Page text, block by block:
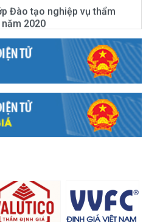
2020
11/05/2020
BTC về việc trao thẻ
kỳ thi lần thứ 14 năm
16/04/2020
mở lớp cập nhật kiến thức
cuối cùng của năm 2019)